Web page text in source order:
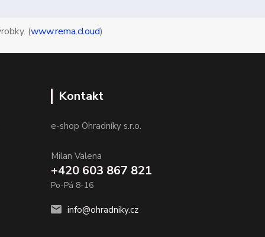
(www.rema.cloud)
Kontakt
e-shop Ohradníky s.r.o.
Milan Valena
+420 603 867 821
Po-Pá 8-16
info@ohradniky.cz